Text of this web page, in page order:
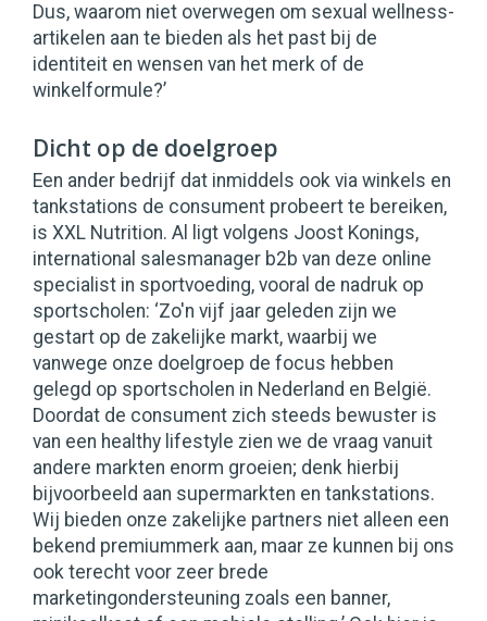
Dus, waarom niet overwegen om sexual wellness-
artikelen aan te bieden als het past bij de
identiteit en wensen van het merk of de
winkelformule?’
Dicht op de doelgroep
Een ander bedrijf dat inmiddels ook via winkels en
tankstations de consument probeert te bereiken,
is XXL Nutrition. Al ligt volgens Joost Konings,
international salesmanager b2b van deze online
specialist in sportvoeding, vooral de nadruk op
sportscholen: ‘Zo'n vijf jaar geleden zijn we
gestart op de zakelijke markt, waarbij we
vanwege onze doelgroep de focus hebben
gelegd op sportscholen in Nederland en België.
Doordat de consument zich steeds bewuster is
van een healthy lifestyle zien we de vraag vanuit
andere markten enorm groeien; denk hierbij
bijvoorbeeld aan supermarkten en tankstations.
Wij bieden onze zakelijke partners niet alleen een
bekend premiummerk aan, maar ze kunnen bij ons
ook terecht voor zeer brede
marketingondersteuning zoals een banner,